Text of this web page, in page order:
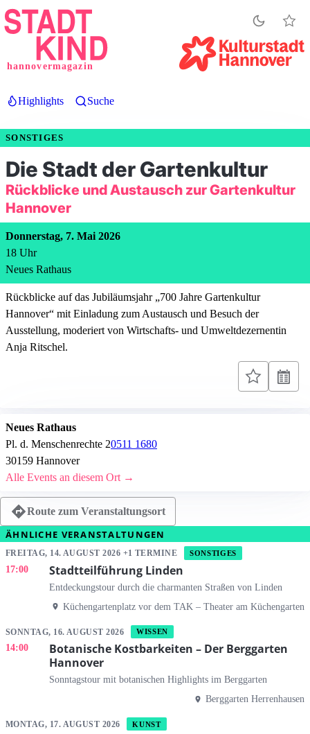
Direkt
zum
hannovermagazin
Highlights Suche
SONSTIGES
Die Stadt der Gartenkultur
Rückblicke und Austausch zur Gartenkultur
Hannover
Donnerstag, 7. Mai 2026
18 Uhr
Neues Rathaus
Rückblicke auf das Jubiläumsjahr „700 Jahre Gartenkultur
Hannover“ mit Einladung zum Austausch und Besuch der
Ausstellung, moderiert von Wirtschafts- und Umweltdezernentin
Anja Ritschel.
Neues Rathaus
Pl. d. Menschenrechte 2
30159 Hannover
0511 1680
Alle Events an diesem Ort →
Route zum Veranstaltungsort
ÄHNLICHE VERANSTALTUNGEN
FREITAG, 14. AUGUST 2026 +1 TERMINE SONSTIGES
17:00 Stadtteilführung Linden
Entdeckungstour durch die charmanten Straßen von Linden
Küchengartenplatz vor dem TAK – Theater am Küchengarten
SONNTAG, 16. AUGUST 2026 WISSEN
14:00
Botanische Kostbarkeiten – Der Berggarten
Hannover
Sonntagstour mit botanischen Highlights im Berggarten
Berggarten Herrenhausen
MONTAG, 17. AUGUST 2026 KUNST